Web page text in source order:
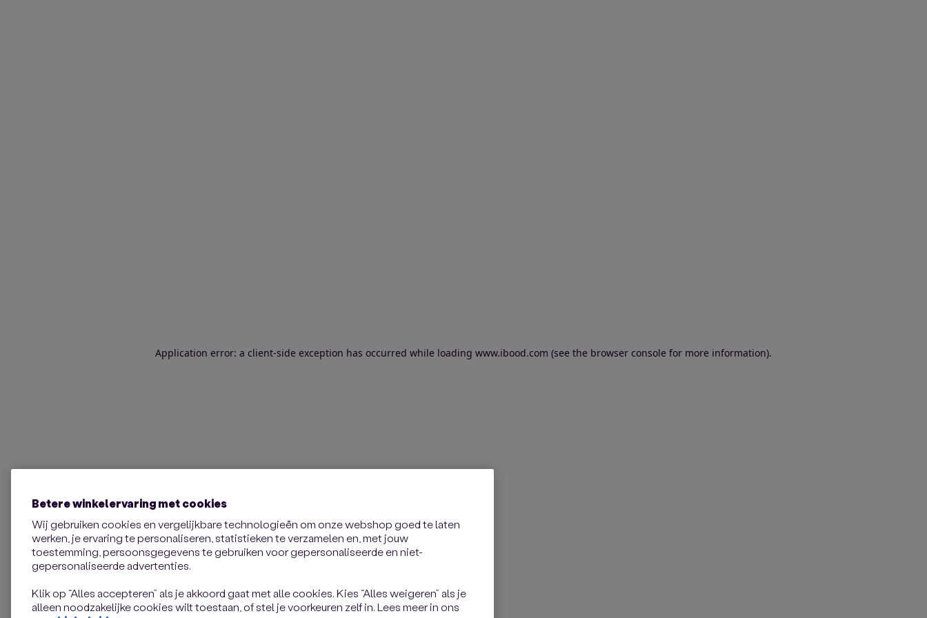
Application error: a client-side exception has occurred while loading www.ibood.com (see the browser console for more information).
Betere winkelervaring met cookies
Wij gebruiken cookies en vergelijkbare technologieën om onze webshop goed te laten
werken, je ervaring te personaliseren, statistieken te verzamelen en, met jouw
toestemming, persoonsgegevens te gebruiken voor gepersonaliseerde en niet-
gepersonaliseerde advertenties.
Klik op “Alles accepteren” als je akkoord gaat met alle cookies. Kies “Alles weigeren” als je
alleen noodzakelijke cookies wilt toestaan, of stel je voorkeuren zelf in. Lees meer in ons